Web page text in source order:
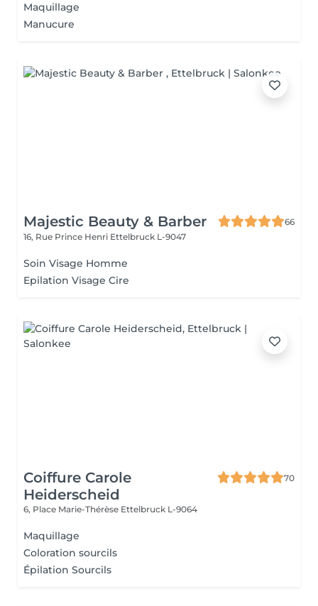
Maquillage
Manucure
Majestic Beauty & Barber
66
16, Rue Prince Henri Ettelbruck L-9047
Soin Visage Homme
Epilation Visage Cire
Coiffure Carole
Heiderscheid
70
6, Place Marie-Thérèse Ettelbruck L-9064
Maquillage
Coloration sourcils
Épilation Sourcils